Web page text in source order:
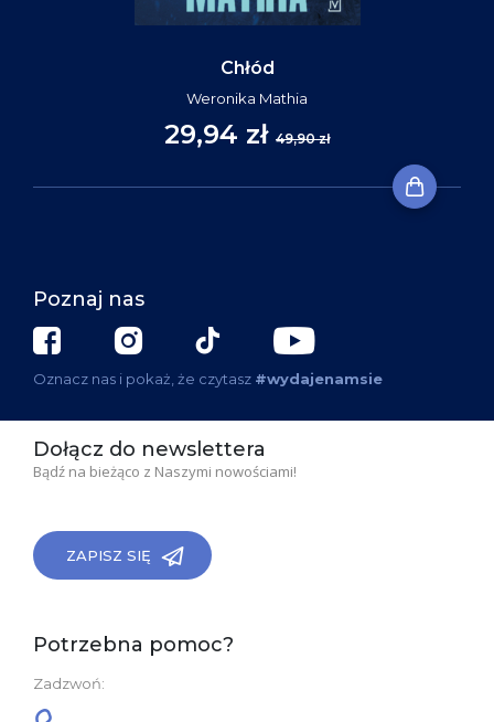
Chłód
Weronika Mathia
29,94 zł 49,90 zł
Poznaj nas
Oznacz nas i pokaż, że czytasz #wydajenamsie
Dołącz do newslettera
Bądź na bieżąco z Naszymi nowościami!
ZAPISZ SIĘ
Potrzebna pomoc?
Zadzwoń: